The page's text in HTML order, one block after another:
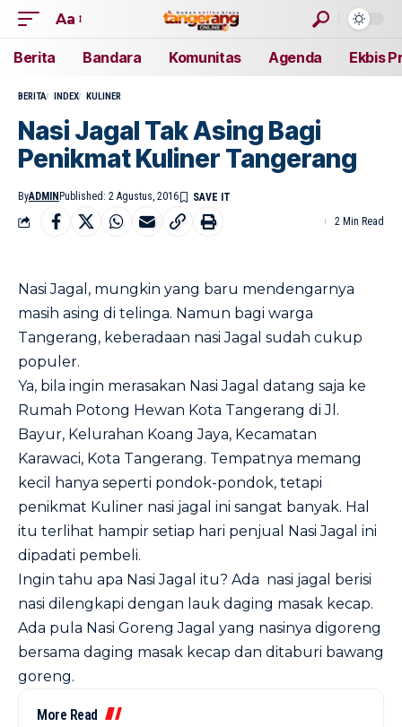
Aa
Berita Bandara Komunitas Agenda Ekbis
BERITA INDEX KULINER
Nasi Jagal Tak Asing Bagi
Penikmat Kuliner Tangerang
ByADMIN Published: 2 Agustus, 2016
2 Min Read
Nasi Jagal, mungkin yang baru mendengarnya
masih asing di telinga. Namun bagi warga
Tangerang, keberadaan nasi Jagal sudah cukup
populer.
Ya, bila ingin merasakan Nasi Jagal datang saja ke
Rumah Potong Hewan Kota Tangerang di Jl.
Bayur, Kelurahan Koang Jaya, Kecamatan
Karawaci, Kota Tangerang. Tempatnya memang
kecil hanya seperti pondok-pondok, tetapi
penikmat Kuliner nasi jagal ini sangat banyak. Hal
itu terlihat hampir setiap hari penjual Nasi Jagal ini
dipadati pembeli.
Ingin tahu apa Nasi Jagal itu? Ada nasi jagal berisi
nasi dilengkapi dengan lauk daging masak kecap.
Ada pula Nasi Goreng Jagal yang nasinya digoreng
bersama daging masak kecap dan ditaburi bawang
goreng.
More Read